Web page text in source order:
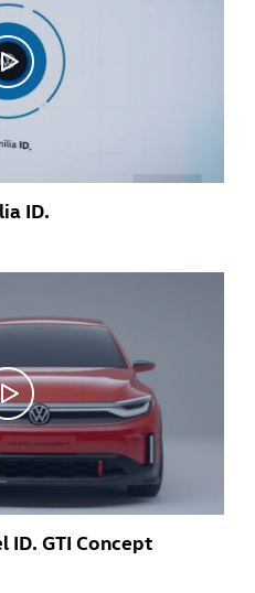
ID.
ID. GTI Concept